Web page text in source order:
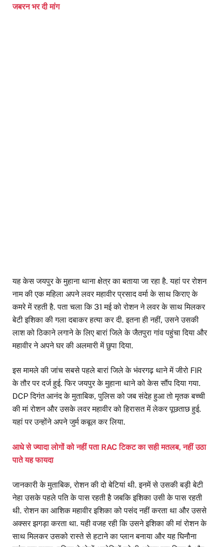
जबरन भर दी मांग
यह केस जयपुर के मुहाना थाना क्षेत्र का बताया जा रहा है. यहां पर रोशन
नाम की एक महिला अपने लवर महावीर प्रसाद वर्मा के साथ किराए के
कमरे में रहती है. पता चला कि 31 मई को रोशन ने लवर के साथ मिलकर
बेटी इशिका की गला दबाकर हत्या कर दी. इतना ही नहीं, उसने उसकी
लाश को ठिकाने लगाने के लिए बारां जिले के जैतपुरा गांव पहुंचा दिया और
महावीर ने अपने घर की अलमारी में छुपा दिया.
इस मामले की जांच सबसे पहले बारां जिले के भंवरगढ़ थाने में जीरो FIR
के तौर पर दर्ज हुई. फिर जयपुर के मुहाना थाने को केस सौंप दिया गया.
DCP दिगंत आनंद के मुताबिक, पुलिस को जब संदेह हुआ तो मृतक बच्ची
की मां रोशन और उसके लवर महावीर को हिरासत में लेकर पूछताछ हुई.
यहां पर उन्होंने अपने जुर्म कबूल कर लिया.
आधे से ज्यादा लोगों को नहीं पता RAC टिकट का सही मतलब, नहीं उठा
पाते यह फायदा
जानकारी के मुताबिक, रोशन की दो बेटियां थी. इनमें से उसकी बड़ी बेटी
नेहा उसके पहले पति के पास रहती है जबकि इशिका उसी के पास रहती
थी. रोशन का आशिक महावीर इशिका को पसंद नहीं करता था और उससे
अक्सर झगड़ा करता था. यही वजह रही कि उसने इशिका की मां रोशन के
साथ मिलकर उसको रास्ते से हटाने का प्लान बनाया और यह घिनौना